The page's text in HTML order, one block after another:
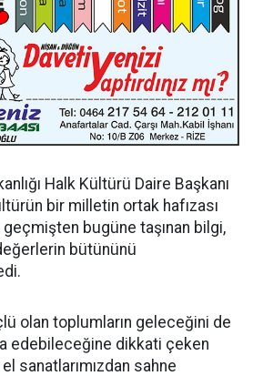
Halk Kültürü Daire Başkanı
bir milletin ortak hafızası
bugüne taşınan bilgi,
bütününü
olan toplumların geleceğini de
edebileceğine dikkati çeken
sanatlarımızdan sahne